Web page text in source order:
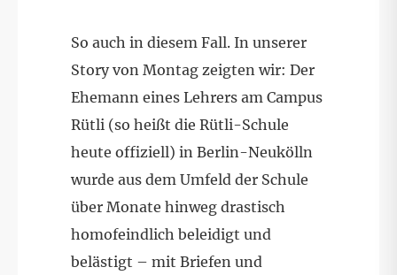
So auch in diesem Fall. In unserer
Story von Montag zeigten wir: Der
Ehemann eines Lehrers am Campus
Rütli (so heißt die Rütli-Schule
heute offiziell) in Berlin-Neukölln
wurde aus dem Umfeld der Schule
über Monate hinweg drastisch
homofeindlich beleidigt und
belästigt – mit Briefen und